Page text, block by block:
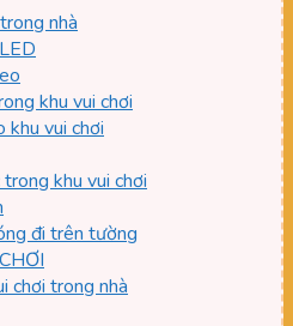
nhà
khu vui chơi
khu vui chơi
khu vui chơi
đi trên tường
chơi trong nhà